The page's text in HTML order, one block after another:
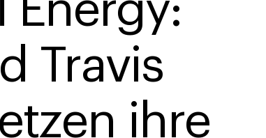
Energy:
Travis
ihre